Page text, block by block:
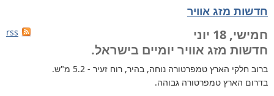
חדשות מזג אוויר
rss
חמישי, 18 יוני
חדשות מזג אוויר יומיים בישראל.
ברוב חלקי הארץ טמפרטורה נוחה, בהיר, רוח זעיר - 5.2 מ"ש.
בדרום הארץ טמפרטורה גבוהה.